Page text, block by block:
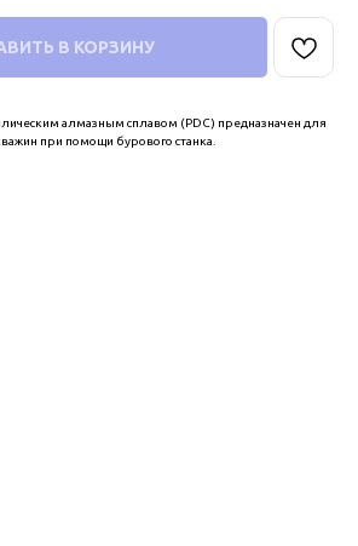
В КОРЗИНУ
алмазным сплавом (PDC) предназначен для
при помощи бурового станка.